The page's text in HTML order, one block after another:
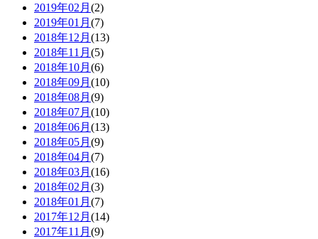
2019年02月 (2)
2019年01月 (7)
2018年12月 (13)
2018年11月 (5)
2018年10月 (6)
2018年09月 (10)
2018年08月 (9)
2018年07月 (10)
2018年06月 (13)
2018年05月 (9)
2018年04月 (7)
2018年03月 (16)
2018年02月 (3)
2018年01月 (7)
2017年12月 (14)
2017年11月 (9)